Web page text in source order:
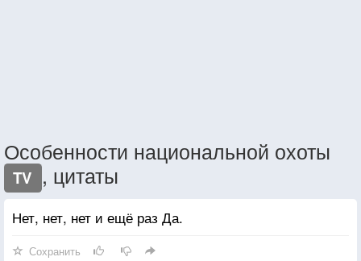
Особенности национальной охоты
TV , цитаты
Нет, нет, нет и ещё раз Да.
Сохранить